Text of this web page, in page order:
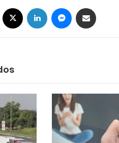
Facebook Linkedin Messenger